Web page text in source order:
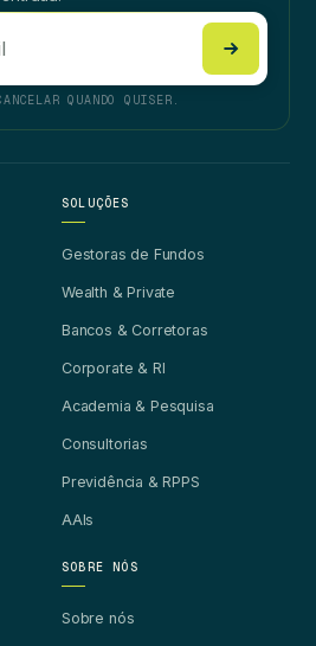
QUANDO QUISER.
SOLUÇÕES
Gestoras de Fundos
Wealth & Private
Bancos & Corretoras
Corporate & RI
Academia & Pesquisa
Consultorias
Previdência & RPPS
AAIs
SOBRE NÓS
Sobre nós